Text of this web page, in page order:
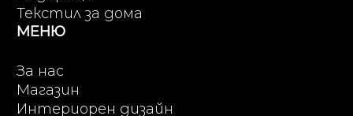
Текстил за дома
МЕНЮ
За нас
Магазин
Интериорен дизайн